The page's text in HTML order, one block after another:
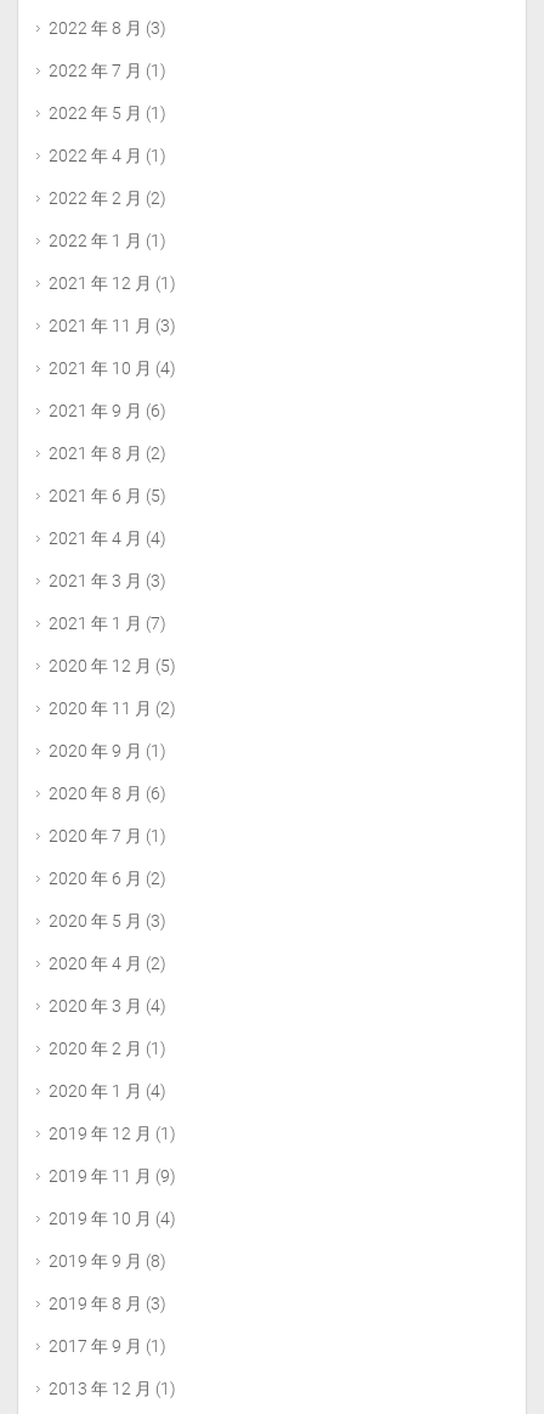
2022 年 8 月 (3)
2022 年 7 月 (1)
2022 年 5 月 (1)
2022 年 4 月 (1)
2022 年 2 月 (2)
2022 年 1 月 (1)
2021 年 12 月 (1)
2021 年 11 月 (3)
2021 年 10 月 (4)
2021 年 9 月 (6)
2021 年 8 月 (2)
2021 年 6 月 (5)
2021 年 4 月 (4)
2021 年 3 月 (3)
2021 年 1 月 (7)
2020 年 12 月 (5)
2020 年 11 月 (2)
2020 年 9 月 (1)
2020 年 8 月 (6)
2020 年 7 月 (1)
2020 年 6 月 (2)
2020 年 5 月 (3)
2020 年 4 月 (2)
2020 年 3 月 (4)
2020 年 2 月 (1)
2020 年 1 月 (4)
2019 年 12 月 (1)
2019 年 11 月 (9)
2019 年 10 月 (4)
2019 年 9 月 (8)
2019 年 8 月 (3)
2017 年 9 月 (1)
2013 年 12 月 (1)